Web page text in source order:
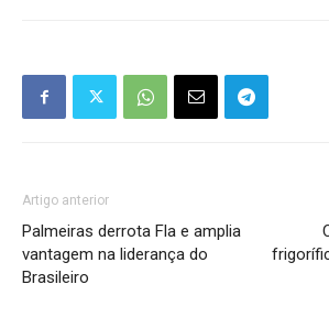
Artigo anterior
Palmeiras derrota Fla e amplia
vantagem na liderança do
Brasileiro